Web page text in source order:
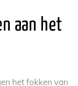
aan het
het fokken van